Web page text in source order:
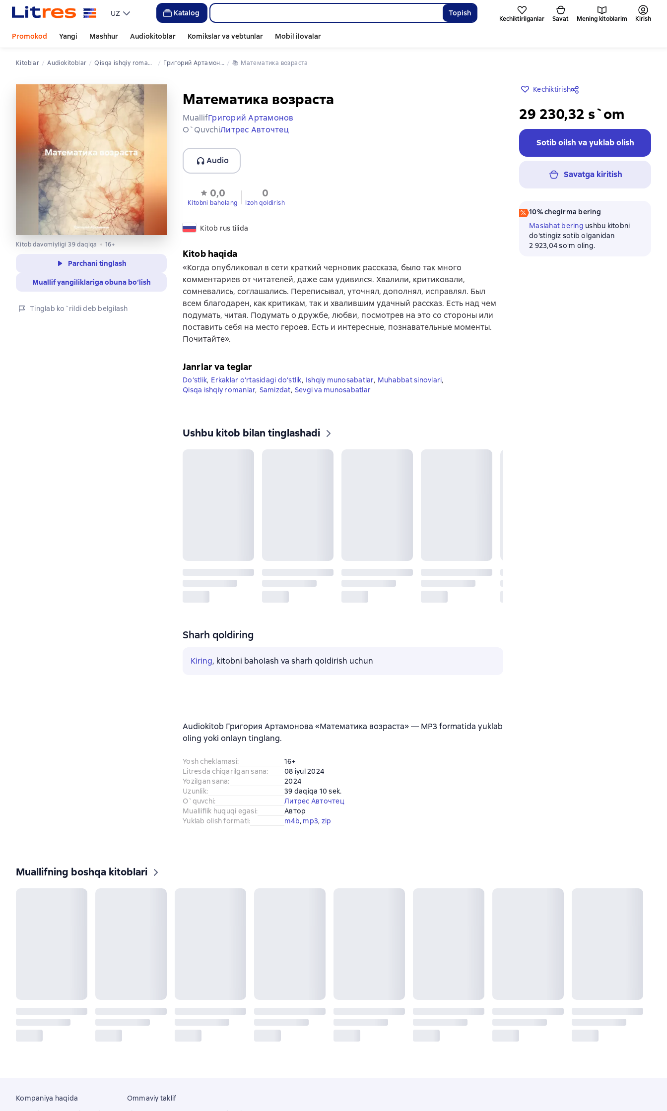
UZ Katalog Topish
Kechiktirilganlar Savat Mening kitoblarim Kirish
Promokod Yangi Mashhur Audiokitoblar Komikslar va vebtunlar Mobil ilovalar
Kitoblar Audiokitoblar qisqa ishqiy romanlar Григорий Артамонов 📚 Математика возраста
Kitob davomiyligi 39 daqiqa 16+
Parchani tinglash
Muallif yangiliklariga obuna bo‘lish
Tinglab ko`rildi deb belgilash
Математика возраста
MuallifГригорий Артамонов
O`quvchiЛитрес Авточтец
Audio
0,0
Kitobni baholang
0
Izoh qoldirish
Kitob rus tilida
Kechiktirish
29 230,32 s`om
Sotib oilsh va yuklab olish
Savatga kiritish
10% chegirma bering
Maslahat bering ushbu kitobni
do'stingiz sotib olganidan
2 923,04 soʻm oling.
Kitob haqida
«Когда опубликовал в сети краткий черновик рассказа, было так много
комментариев от читателей, даже сам удивился. Хвалили, критиковали,
сомневались, соглашались. Переписывал, уточнял, дополнял, исправлял. Был
всем благодарен, как критикам, так и хвалившим удачный рассказ. Есть над чем
подумать, читая. Подумать о дружбе, любви, посмотрев на это со стороны или
поставить себя на место героев. Есть и интересные, познавательные моменты.
Почитайте».
Janrlar va teglar
Do‘stlik, Erkaklar o‘rtasidagi do‘stlik, Ishqiy munosabatlar, Muhabbat sinovlari,
Qisqa ishqiy romanlar, Samizdat, Sevgi va munosabatlar
Ushbu kitob bilan tinglashadi
Sharh qoldiring
Kiring, kitobni baholash va sharh qoldirish uchun
Audiokitob Григория Артамонова «Математика возраста» — MP3 formatida yuklab
oling yoki onlayn tinglang.
Yosh cheklamasi:
16+
Litresda chiqarilgan sana:
08 iyul 2024
Yozilgan sana:
2024
Uzunlik:
39 daqiqa 10 sek.
O`quvchi:
Литрес Авточтец
Mualliflik huquqi egasi:
Автор
Yuklab olish formati: m4b, mp3, zip
Muallifning boshqa kitoblari
Kompaniya haqida
Ommaviy taklif